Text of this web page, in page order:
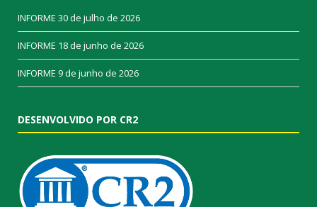
INFORME 30 de julho de 2026
INFORME 18 de junho de 2026
INFORME 9 de junho de 2026
DESENVOLVIDO POR CR2